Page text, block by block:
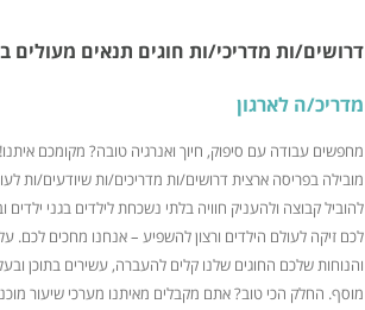
דרושים/ות מדריכי/ות חוגים תנאים מעולים
מדריכ/ה לארגון
מחפשים עבודה עם סיפוק, חיוך ואנרגיה טובה? מקומכם
מובילה בפריסה ארצית דרושים/ות מדריכים/ות שיודעים/ות
להוביל קבוצה ולהעניק חוויה בלתי נשכחת לילדים בגני
לכם זיקה לעולם הילדים ורצון להשפיע – אנחנו מחכים לכם.
והנוחות שלכם החוגים שלנו קלים להעברה, עשירים בתוכן
מוסף. החלק הכי טוב? אתם מקבלים מאיתנו מערכי שיעור